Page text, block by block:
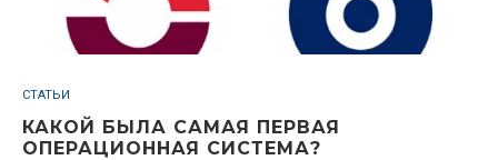
СТАТЬИ
КАКОЙ БЫЛА САМАЯ ПЕРВАЯ
ОПЕРАЦИОННАЯ СИСТЕМА?